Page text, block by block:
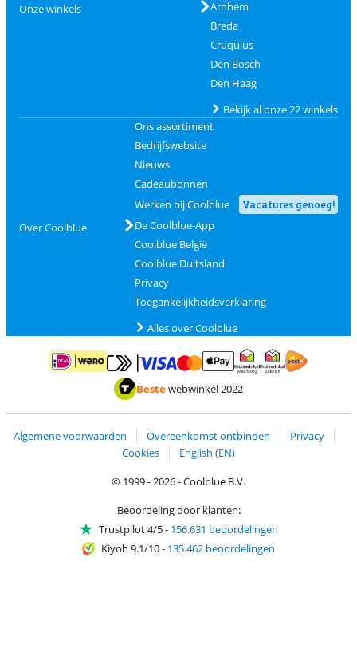
Onze winkels
Arnhem
Breda
Cruquius
Den Bosch
Den Haag
Bekijk al onze 22 winkels
Over Coolblue
Ons assortiment
Bedrijfswebsite
Nieuws
Cadeaubonnen
Werken bij Coolblue
Vacatures genoeg!
De Coolblue-App
Coolblue België
Coolblue Duitsland
Privacy
Toegankelijkheidsverklaring
Alles over Coolblue
Betalen met iDEAL | WeroBetalen met MasterCard en Visa via ClickToPay
Betalen met ApplePay
Thuiswinkel waarborg
Bestewebwinkel 2022
Algemene voorwaarden Overeenkomst ontbinden
Privacy
Cookies
English (EN)
© 1999 - 2026 - Coolblue B.V.
Beoordeling door klanten:
Trustpilot 4/5- 156.631 beoordelingen
Kiyoh 9.1/10- 135.462 beoordelingen